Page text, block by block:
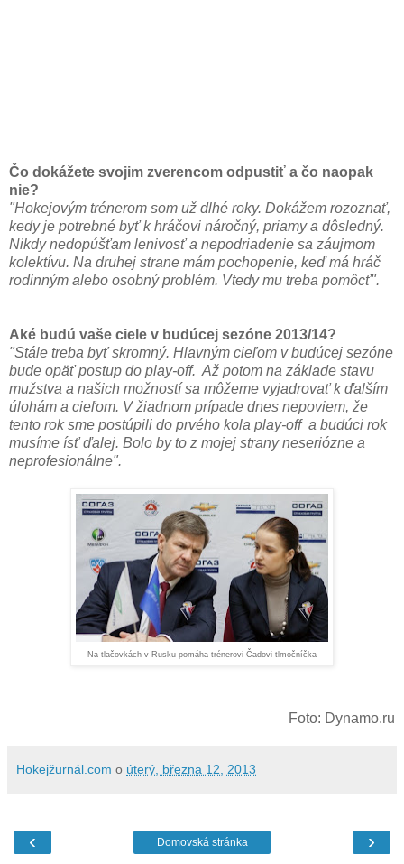
Čo dokážete svojim zverencom odpustiť a čo naopak
nie?
"Hokejovým trénerom som už dlhé roky. Dokážem rozoznať,
kedy je potrebné byť k hráčovi náročný, priamy a dôsledný.
Nikdy nedopúšťam lenivosť a nepodriadenie sa záujmom
kolektívu. Na druhej strane mám pochopenie, keď má hráč
rodinným alebo osobný problém. Vtedy mu treba pomôcť".
Aké budú vaše ciele v budúcej sezóne 2013/14?
"Stále treba byť skromný. Hlavným cieľom v budúcej sezóne
bude opäť postup do play-off. Až potom na základe stavu
mužstva a našich možností sa môžeme vyjadrovať k ďalším
úlohám a cieľom. V žiadnom prípade dnes nepoviem, že
tento rok sme postúpili do prvého kola play-off a budúci rok
musíme ísť ďalej. Bolo by to z mojej strany neseriózne a
neprofesionálne".
Na tlačovkách v Rusku pomáha trénerovi Čadovi tlmočníčka
Foto: Dynamo.ru
Hokejžurnál.com o úterý, března 12, 2013
‹ ›
Domovská stránka